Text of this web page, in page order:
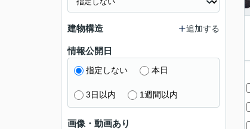
建物構造 追加する
情報公開日
指定しない 本日
3日以内 1週間以内
画像・動画あり